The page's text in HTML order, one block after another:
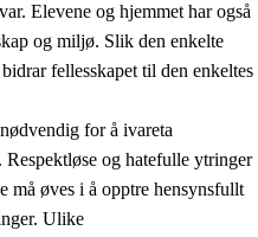
Elevene og hjemmet har også
og miljø. Slik den enkelte
fellesskapet til den enkeltes
for å ivareta
og hatefulle ytringer
må øves i å opptre hensynsfullt
Ulike